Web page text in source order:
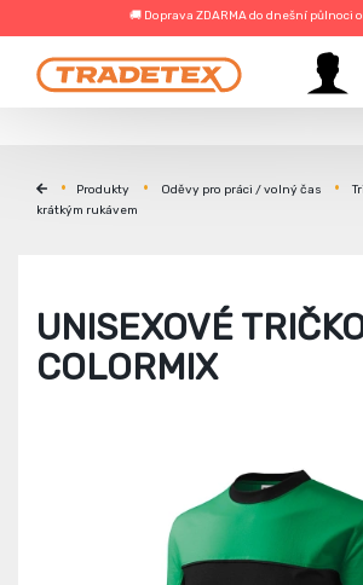
🚚 Doprava ZDARMA do dnešní půlnoci
Produkty Oděvy pro práci / volný čas
krátkým rukávem
UNISEXOVÉ
COLORMIX